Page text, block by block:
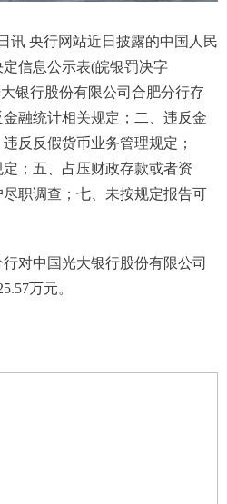
讯 央行网站近日披露的中国人民
信息公示表(皖银罚决字
大银行股份有限公司合肥分行存
融统计相关规定；二、违反金
反反假货币业务管理规定；
；五、占压财政存款或者资
职调查；七、未按规定报告可
对中国光大银行股份有限公司
万元。